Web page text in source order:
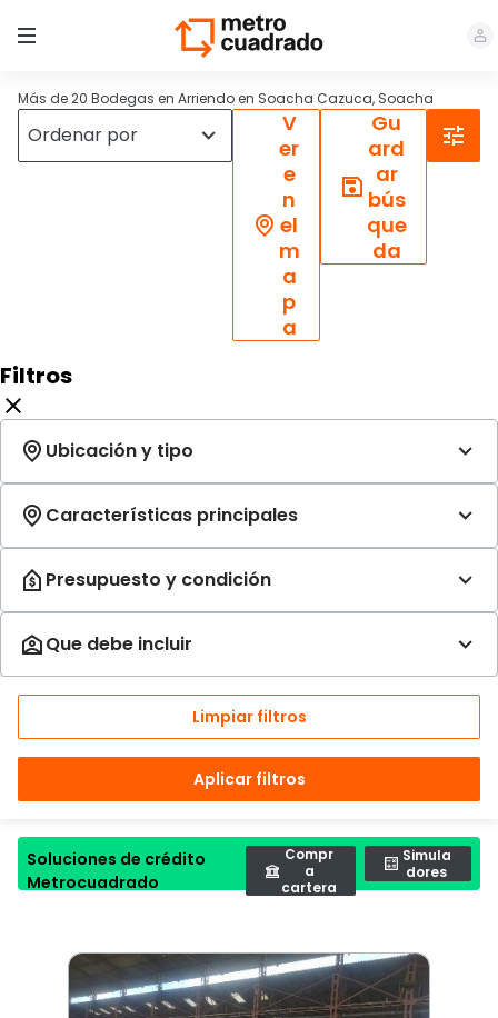
Más de 20 Bodegas en Arriendo en Soacha Cazuca, Soacha
V
er
e
n
el
m
a
p
a
Gu
ard
ar
bús
que
da
Filtros
Limpiar filtros
Aplicar filtros
Soluciones de crédito
Metrocuadrado
Compr
a
cartera
Simula
dores